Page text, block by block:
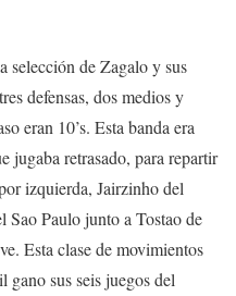
selección de Zagalo y sus
defensas, dos medios y
eran 10’s. Esta banda era
jugaba retrasado, para repartir
izquierda, Jairzinho del
Sao Paulo junto a Tostao de
Esta clase de movimientos
gano sus seis juegos del